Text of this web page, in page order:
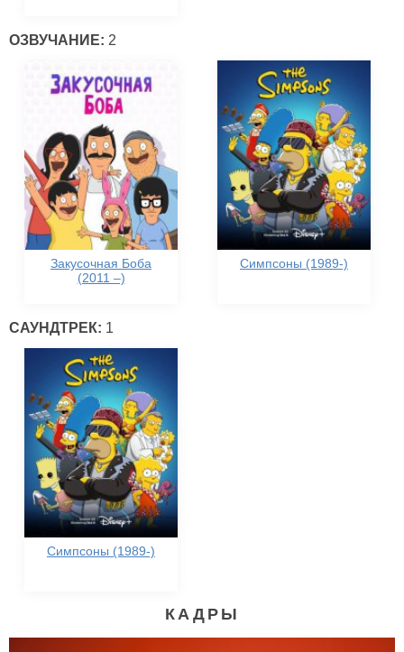
ОЗВУЧАНИЕ: 2
Закусочная Боба
(2011 –)
Симпсоны (1989-)
САУНДТРЕК: 1
Симпсоны (1989-)
КАДРЫ